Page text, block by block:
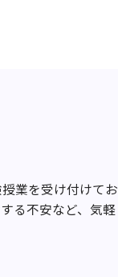
業を受け付けてお
る不安など、気軽